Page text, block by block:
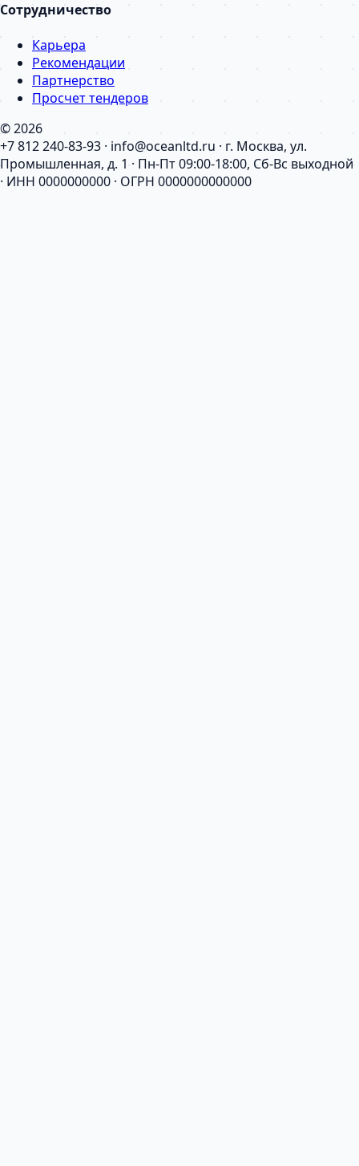
Сотрудничество
Карьера
Рекомендации
Партнерство
Просчет тендеров
© 2026
+7 812 240-83-93 · info@oceanltd.ru · г. Москва, ул.
Промышленная, д. 1 · Пн-Пт 09:00-18:00, Сб-Вс выходной
· ИНН 0000000000 · ОГРН 0000000000000